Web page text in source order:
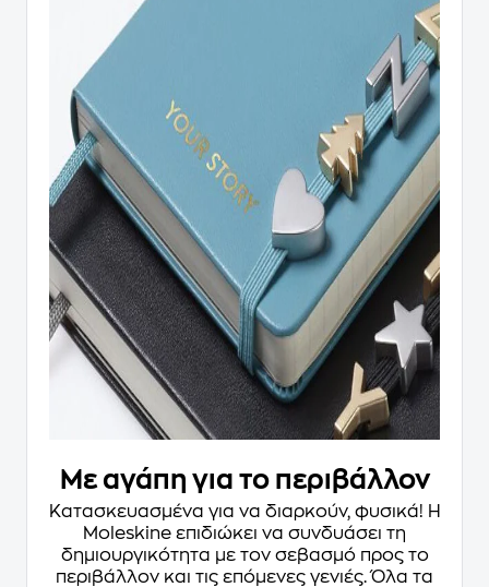
Με αγάπη για το περιβάλλον
Κατασκευασμένα για να διαρκούν, φυσικά! Η
Moleskine επιδιώκει να συνδυάσει τη
δημιουργικότητα με τον σεβασμό προς το
περιβάλλον και τις επόμενες γενιές. Όλα τα